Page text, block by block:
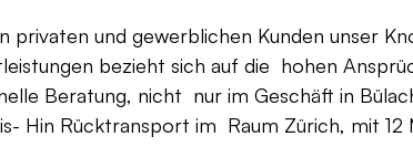
und gewerblichen Kunden unser
bezieht sich auf die hohen
Beratung, nicht nur im Geschäft in
Hin Rücktransport im Raum Zürich, mit 12